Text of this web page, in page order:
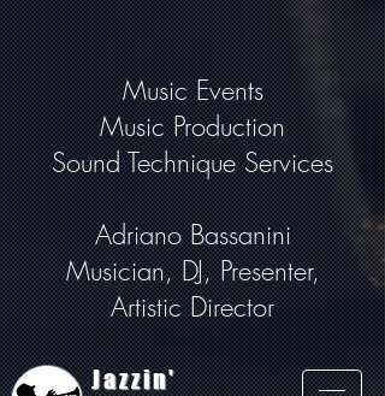
Music Events
Music Production
Sound Technique Services
Adriano Bassanini
Musician, DJ, Presenter,
Artistic Director
Jazzin'